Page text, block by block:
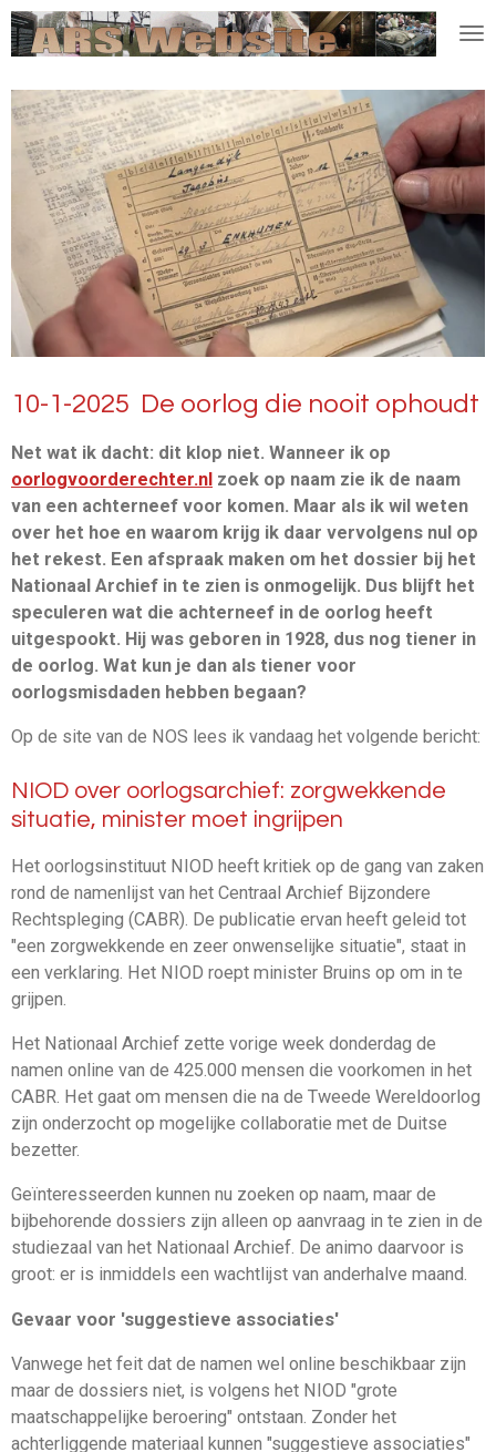
Ga
direct
de
hoofdinhoud
10-1-2025 De oorlog die nooit ophoudt
Net wat ik dacht: dit klop niet. Wanneer ik op
oorlogvoorderechter.nl zoek op naam zie ik de naam
van een achterneef voor komen. Maar als ik wil weten
over het hoe en waarom krijg ik daar vervolgens nul op
het rekest. Een afspraak maken om het dossier bij het
Nationaal Archief in te zien is onmogelijk. Dus blijft het
speculeren wat die achterneef in de oorlog heeft
uitgespookt. Hij was geboren in 1928, dus nog tiener in
de oorlog. Wat kun je dan als tiener voor
oorlogsmisdaden hebben begaan?
Op de site van de NOS lees ik vandaag het volgende bericht:
NIOD over oorlogsarchief: zorgwekkende
situatie, minister moet ingrijpen
Het oorlogsinstituut NIOD heeft kritiek op de gang van zaken
rond de namenlijst van het Centraal Archief Bijzondere
Rechtspleging (CABR). De publicatie ervan heeft geleid tot
"een zorgwekkende en zeer onwenselijke situatie", staat in
een verklaring. Het NIOD roept minister Bruins op om in te
grijpen.
Het Nationaal Archief zette vorige week donderdag de
namen online van de 425.000 mensen die voorkomen in het
CABR. Het gaat om mensen die na de Tweede Wereldoorlog
zijn onderzocht op mogelijke collaboratie met de Duitse
bezetter.
Geïnteresseerden kunnen nu zoeken op naam, maar de
bijbehorende dossiers zijn alleen op aanvraag in te zien in de
studiezaal van het Nationaal Archief. De animo daarvoor is
groot: er is inmiddels een wachtlijst van anderhalve maand.
Gevaar voor 'suggestieve associaties'
Vanwege het feit dat de namen wel online beschikbaar zijn
maar de dossiers niet, is volgens het NIOD "grote
maatschappelijke beroering" ontstaan. Zonder het
achterliggende materiaal kunnen "suggestieve associaties"